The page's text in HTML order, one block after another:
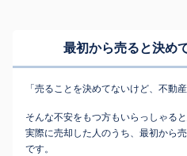
最初から売ると決め
「売ることを決めてないけど、不動
そんな不安をもつ方もいらっしゃる
実際に売却した人のうち、最初から
です。